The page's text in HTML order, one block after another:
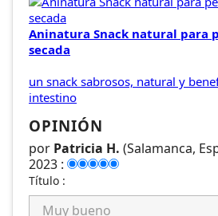
Aninatura Snack natural para
secada
un snack sabrosos, natural y
intestino
OPINIÓN
por Patricia H. (Salamanca,
2023 :
Título :